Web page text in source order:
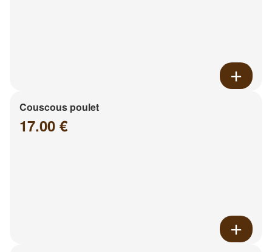
Couscous poulet
17.00 €